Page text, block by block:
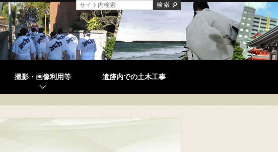
撮影・画像利用等 遺跡内での土木工事